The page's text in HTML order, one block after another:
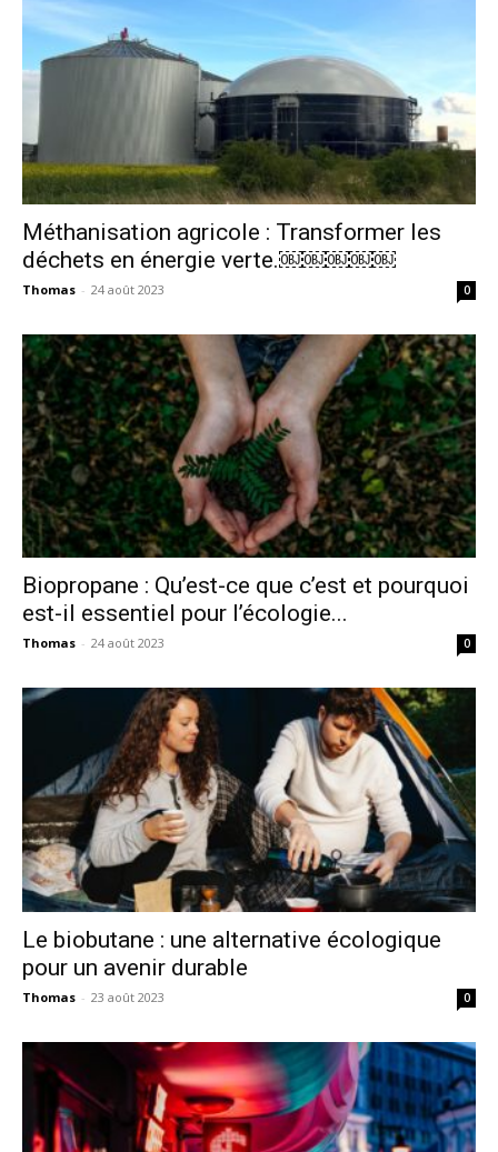
Méthanisation agricole : Transformer les
déchets en énergie verte.￼￼￼￼￼
Thomas - 24 août 2023 0
Biopropane : Qu’est-ce que c’est et pourquoi
est-il essentiel pour l’écologie...
Thomas - 24 août 2023 0
Le biobutane : une alternative écologique
pour un avenir durable
Thomas - 23 août 2023 0